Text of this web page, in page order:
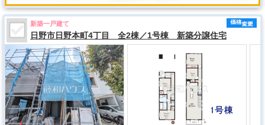
新築一戸建て
日野市日野本町4丁目 全2棟／1号棟 新築分譲住宅